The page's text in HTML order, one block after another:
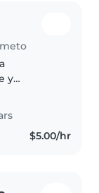
y
de
Me
hacer$5.00/hr